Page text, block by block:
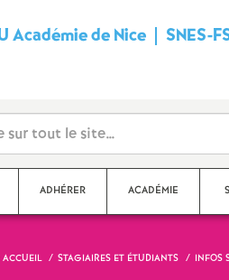
SNES-
ADHÉRER ACADÉMIE
ACCUEIL STAGIAIRES ET ÉTUDIANTS INFOS